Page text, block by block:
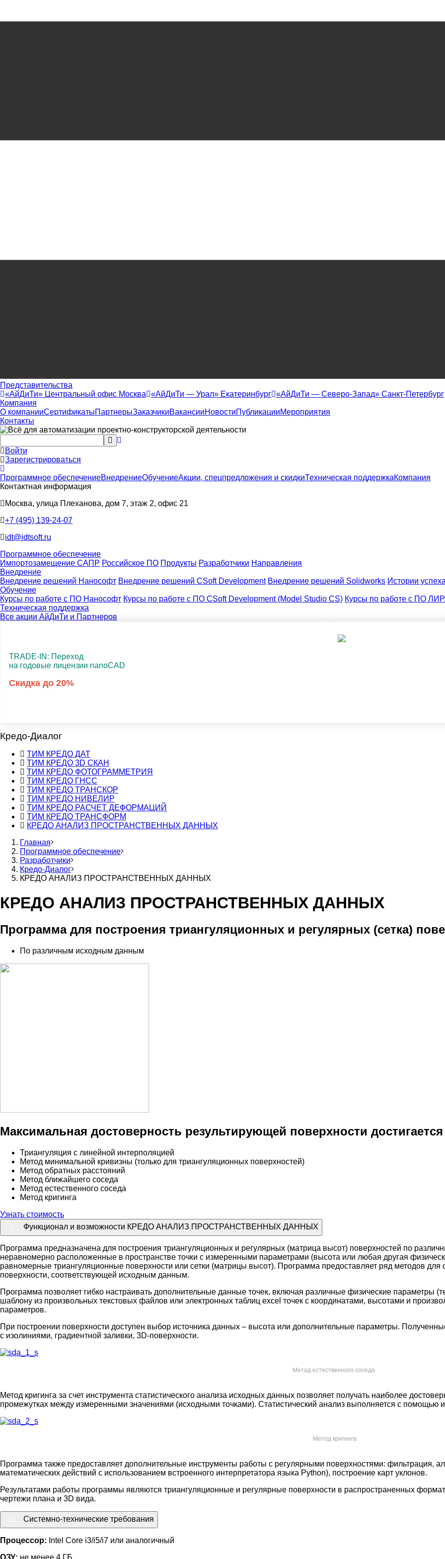
Представительства
«АйДиТи» Центральный офис Москва
«АйДиТи — Урал» Екатеринбург «АйДиТи — Северо-Запад» Санкт-Петербург
Компания
О компанииСертификатыПартнерыЗаказчикиВакансииНовостиПубликацииМероприятия
Контакты
Войти
Зарегистрироваться
Программное обеспечениеВнедрениеОбучениеАкции, спецпредложения и скидкиТехническая поддержкаКомпания
Контактная информация
Москва, улица Плеханова, дом 7, этаж 2, офис 21
+7 (495) 139-24-07
idt@idtsoft.ru
Программное обеспечение
Импортозамещение САПР Российское ПО Продукты Разработчики Направления
Внедрение
Внедрение решений Нанософт Внедрение решений CSoft Development Внедрение решений Solidworks Истории успеха
Обучение
Курсы по работе с ПО Нанософт Курсы по работе с ПО CSoft Development (Model Studio CS) Курсы по работе с ПО
Техническая поддержка
Все акции АйДиТи и Партнеров
TRADE-IN: Переход
на годовые лицензии nanoCAD
Скидка до 20%
Кредо-Диалог
Основная
навигация
по
разработчикам
ПО
оборудования
ТИМ КРЕДО ДАТ
ТИМ КРЕДО 3D СКАН
ТИМ КРЕДО ФОТОГРАММЕТРИЯ
ТИМ КРЕДО ГНСС
ТИМ КРЕДО ТРАНСКОР
ТИМ КРЕДО НИВЕЛИР
ТИМ КРЕДО РАСЧЕТ ДЕФОРМАЦИЙ
ТИМ КРЕДО ТРАНСФОРМ
КРЕДО АНАЛИЗ ПРОСТРАНСТВЕННЫХ ДАННЫХ
Строка
навигации
Главная
Программное обеспечение
Разработчики
Кредо-Диалог
КРЕДО АНАЛИЗ ПРОСТРАНСТВЕННЫХ ДАННЫХ
КРЕДО АНАЛИЗ ПРОСТРАНСТВЕННЫХ ДАННЫХ
Программа для построения триангуляционных и регулярных (сетка)
По различным исходным данным
Максимальная достоверность результирующей поверхности
Триангуляция с линейной интерполяцией
Метод минимальной кривизны (только для триангуляционных поверхностей)
Метод обратных расстояний
Метод ближайшего соседа
Метод естественного соседа
Метод кригинга
Узнать стоимость
Функционал и возможности КРЕДО АНАЛИЗ ПРОСТРАНСТВЕННЫХ ДАННЫХ
Программа предназначена для построения триангуляционных и регулярных (матрица высот) поверхностей по
неравномерно расположенные в пространстве точки с измеренными параметрами (высота или любая другая
равномерные триангуляционные поверхности или сетки (матрицы высот). Программа предоставляет ряд методов
поверхности, соответствующей исходным данным.
Программа позволяет гибко настраивать дополнительные данные точек, включая различные физические параметры
шаблону из произвольных текстовых файлов или электронных таблиц excel точек с координатами, высотами и
параметров.
При построении поверхности доступен выбор источника данных – высота или дополнительные параметры.
с изолиниями, градиентной заливки, 3D-поверхности.
Метод естественного соседа
Метод кригинга за счет инструмента статистического анализа исходных данных позволяет получать наиболее
промежутках между измеренными значениями (исходными точками). Статистический анализ выполняется с помощью
Метод кригинга
Программа также предоставляет дополнительные инструменты работы с регулярными поверхностями: фильтрация,
математических действий с использованием встроенного интерпретатора языка Python), построение карт уклонов.
Результатами работы программы являются триангуляционные и регулярные поверхности в распространенных
чертежи плана и 3D вида.
Системно-технические требования
Процессор: Intel Core i3/i5/i7 или аналогичный
ОЗУ: не менее 4 ГБ